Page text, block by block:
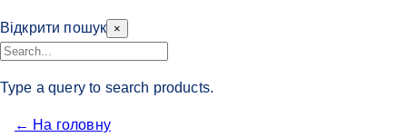
Відкрити пошук ×
Type a query to search products.
← На головну